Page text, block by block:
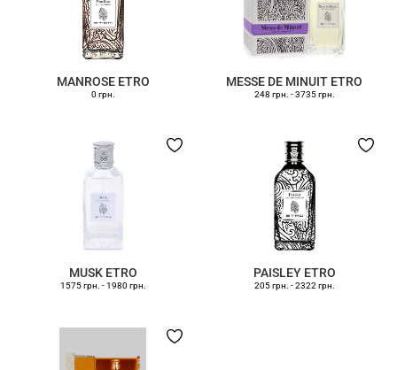
MANROSE ETRO
0 грн.
MESSE DE MINUIT ETRO
248 грн. -3735 грн.
MUSK ETRO
1575 грн. -1980 грн.
PAISLEY ETRO
205 грн. -2322 грн.